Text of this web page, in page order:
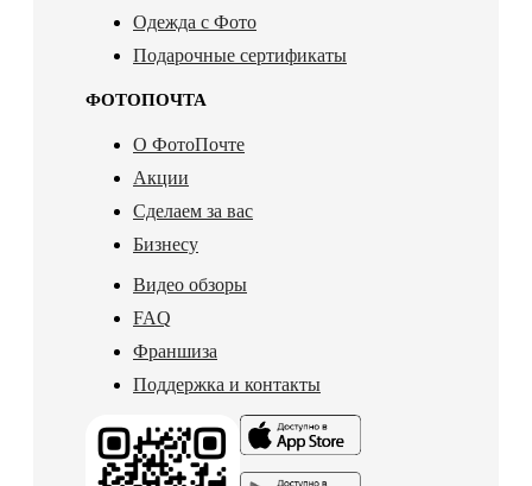
Одежда с Фото
Подарочные сертификаты
ФОТОПОЧТА
О ФотоПочте
Акции
Сделаем за вас
Бизнесу
Видео обзоры
FAQ
Франшиза
Поддержка и контакты